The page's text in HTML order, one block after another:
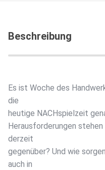
Beschreibung
Es ist Woche des
die
heutige NACHspielzeit
Herausforderungen
derzeit
gegenüber? Und wie
auch in